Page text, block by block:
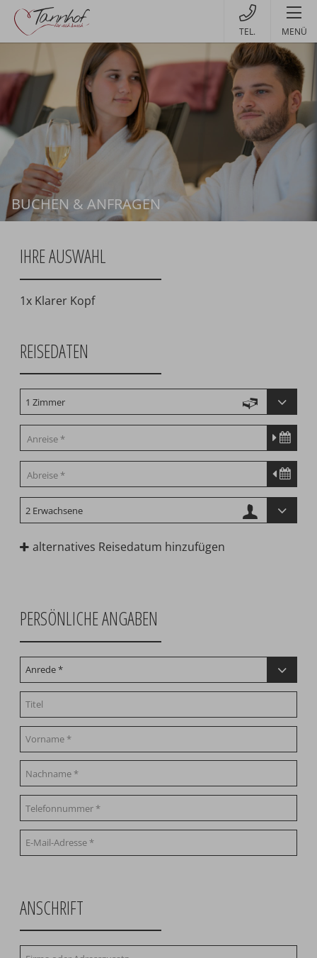
MENÜ
BUCHEN & ANFRAGEN Buchen
IHRE AUSWAHL
1x Klarer Kopf
REISEDATEN
alternatives Reisedatum hinzufügen
PERSÖNLICHE ANGABEN
ANSCHRIFT